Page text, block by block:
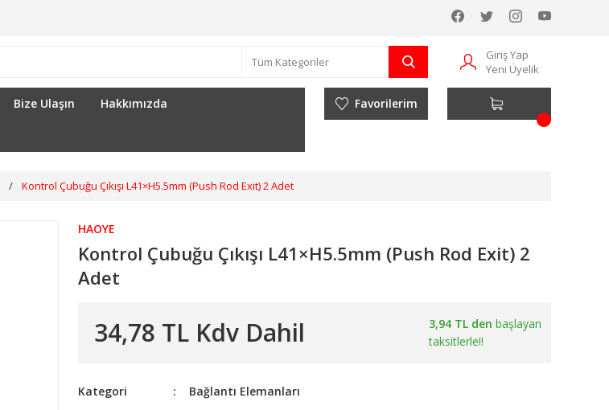
Giriş Yap
Yeni Üyelik
Bize Ulaşın Hakkımızda Favorilerim
Kontrol Çubuğu Çıkışı L41×H5.5mm (Push Rod Exit) 2 Adet
HAOYE
Kontrol Çubuğu Çıkışı L41×H5.5mm (Push Rod Exit) 2
Adet
34,78 TL Kdv Dahil 3,94 TL den başlayan
taksitlerle!!
Kategori
Bağlantı Elemanları